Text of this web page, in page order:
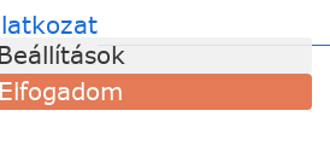
Beállítások
Elfogadom